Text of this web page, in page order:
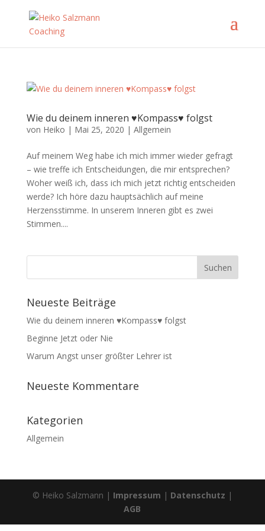
Wie du deinem inneren ♥Kompass♥ folgst
von Heiko | Mai 25, 2020 | Allgemein
Auf meinem Weg habe ich mich immer wieder gefragt
– wie treffe ich Entscheidungen, die mir entsprechen?
Woher weiß ich, dass ich mich jetzt richtig entscheiden
werde? Ich höre dazu hauptsächlich auf meine
Herzensstimme. In unserem Inneren gibt es zwei
Stimmen....
Neueste Beiträge
Wie du deinem inneren ♥Kompass♥ folgst
Beginne Jetzt oder Nie
Warum Angst unser größter Lehrer ist
Neueste Kommentare
Kategorien
Allgemein
© Heiko Salzmann | Impressum | Datenschutz |
AGB